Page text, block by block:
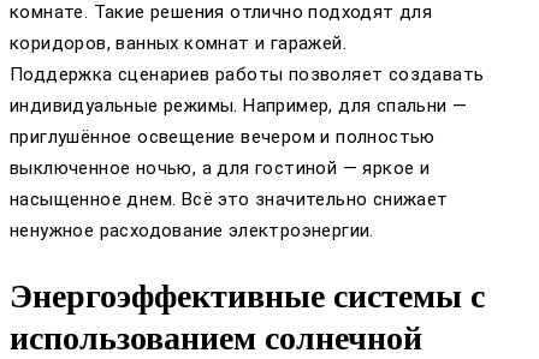
комнате. Такие решения отлично подходят для
коридоров, ванных комнат и гаражей.
Поддержка сценариев работы позволяет создавать
индивидуальные режимы. Например, для спальни —
приглушённое освещение вечером и полностью
выключенное ночью, а для гостиной — яркое и
насыщенное днем. Всё это значительно снижает
ненужное расходование электроэнергии.
Энергоэффективные системы с
использованием солнечной